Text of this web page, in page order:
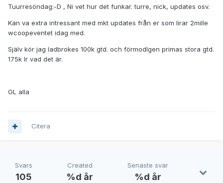
Tuurresöndag:-D , Ni vet hur det funkar. turre, nick, updates osv.
Kan va extra intressant med mkt updates från er som lirar 2mille
wcoopeventet idag med.
Själv kör jag ladbrokes 100k gtd. och förmodlgen primas stora gtd.
175k lr vad det är.
GL alla
Citera
Svars
105
Created
%d år
Senaste svar
%d år